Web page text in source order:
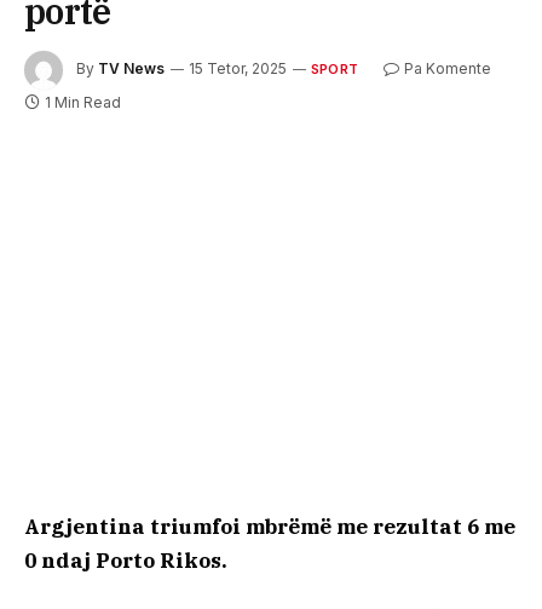
portë
By TV News 15 Tetor, 2025 SPORT
Pa Komente
1 Min Read
Argjentina triumfoi mbrëmë me rezultat 6 me
0 ndaj Porto Rikos.